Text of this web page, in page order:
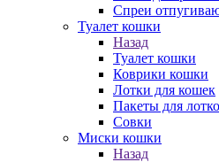
Спреи
Туалет кошки
Назад
Туалет кошки
Коврики кошки
Лотки для кошек
Пакеты для
Совки
Миски кошки
Назад